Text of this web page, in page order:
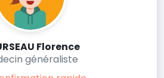
Florence
généraliste